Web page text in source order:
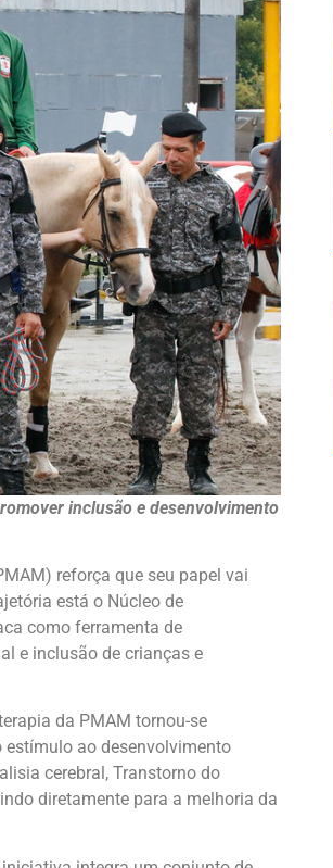
inclusão e desenvolvimento
reforça que seu papel vai
está o Núcleo de
como ferramenta de
e inclusão de crianças e
da PMAM tornou-se
ao desenvolvimento
cerebral, Transtorno do
diretamente para a melhoria da